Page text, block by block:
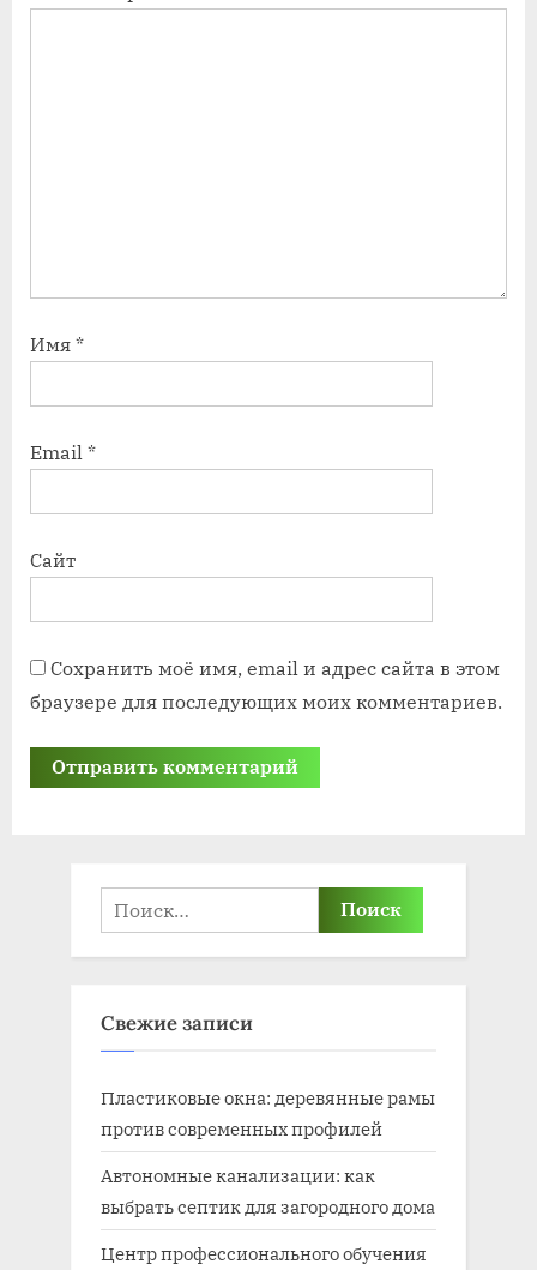
Имя *
Email *
Сайт
Сохранить моё имя, email и адрес сайта в этом
браузере для последующих моих комментариев.
Найти:
Свежие записи
Пластиковые окна: деревянные рамы
против современных профилей
Автономные канализации: как
выбрать септик для загородного дома
Центр профессионального обучения